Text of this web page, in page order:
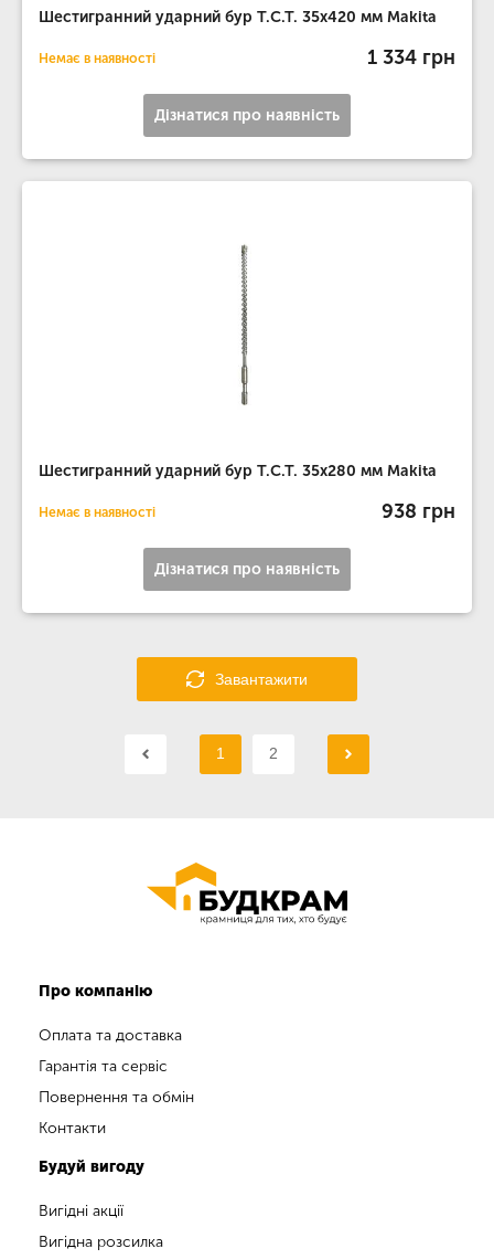
Шестигранний ударний бур T.C.T. 35х420 мм Makita
Немає в наявності 1 334 грн
Дізнатися про наявність
Шестигранний ударний бур T.C.T. 35х280 мм Makita
Немає в наявності 938 грн
Дізнатися про наявність
Завантажити
1 2
Про компанію
Оплата та доставка
Гарантія та сервіс
Повернення та обмін
Контакти
Будуй вигоду
Вигідні акції
Вигідна розсилка